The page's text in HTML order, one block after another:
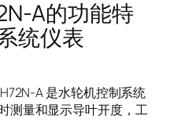
A的功能特
统仪表
A 是水轮机控制系统
测量和显示导叶开度，工